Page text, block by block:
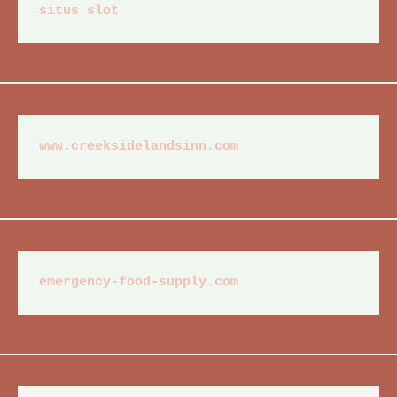
situs slot
www.creeksidelandsinn.com
emergency-food-supply.com